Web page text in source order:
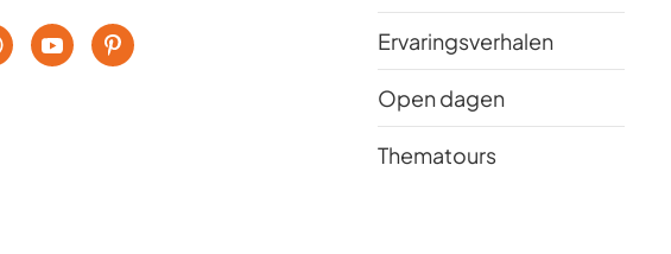
Ervaringsverhalen
Open dagen
Thematours